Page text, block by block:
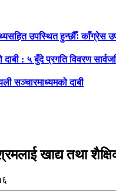
उपस्थित हुन्छौँः काँग्रेस
दाबी : ५ बुँदे प्रगति विवरण
सञ्चारमाध्यमको दाबी
खाद्य तथा